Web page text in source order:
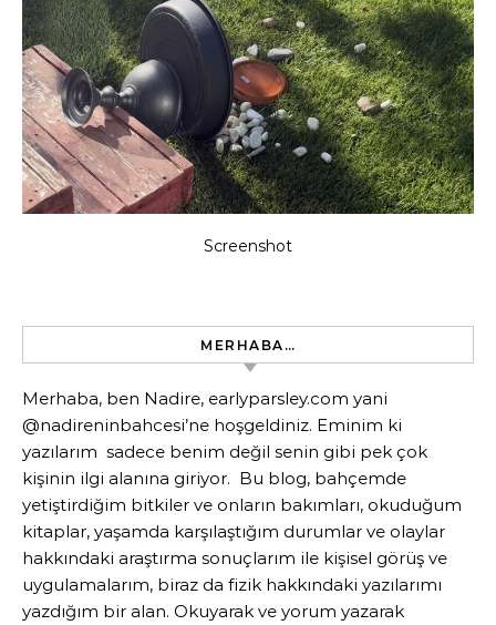
Screenshot
MERHABA…
Merhaba, ben Nadire, earlyparsley.com yani
@nadireninbahcesi’ne hoşgeldiniz. Eminim ki
yazılarım sadece benim değil senin gibi pek çok
kişinin ilgi alanına giriyor. Bu blog, bahçemde
yetiştirdiğim bitkiler ve onların bakımları, okuduğum
kitaplar, yaşamda karşılaştığım durumlar ve olaylar
hakkındaki araştırma sonuçlarım ile kişisel görüş ve
uygulamalarım, biraz da fizik hakkındaki yazılarımı
yazdığım bir alan. Okuyarak ve yorum yazarak